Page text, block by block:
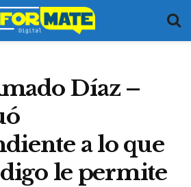
Díaz –
a lo que
le permite